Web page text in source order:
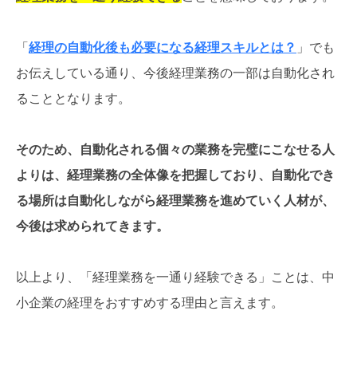
「 経理の自動化後も必要になる経理スキルとは？ 」でも
お伝えしている通り、今後経理業務の一部は自動化され
ることとなります。
そのため、自動化される個々の業務を完璧にこなせる人
よりは、経理業務の全体像を把握しており、自動化でき
る場所は自動化しながら経理業務を進めていく人材が、
今後は求められてきます。
以上より、「経理業務を一通り経験できる」ことは、中
小企業の経理をおすすめする理由と言えます。